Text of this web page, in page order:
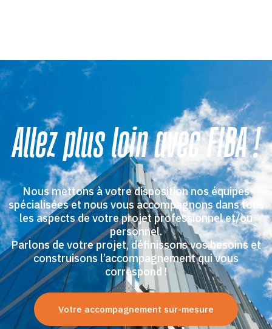
Allez plus loin avec FIBA !
Nous mettons à votre disposition nos équipes
spécialisées et nous vous accompagnons dans tous
les aspects de votre projet professionnel et/ou
personnel.
Parlons de votre projet, définissons vos besoins et
construisons l’accompagnement qui vous
correspond !
Votre accompagnement sur-mesure